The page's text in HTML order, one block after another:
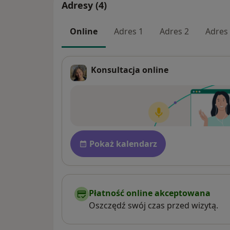
Adresy (4)
Online Adres 1 Adres 2 Adres
Konsultacja online
Dostępność
Pokaż kalendarz
Płatność online akceptowana
Oszczędź swój czas przed wizytą.